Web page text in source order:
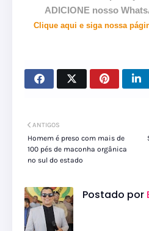
ADICIONE nosso
Clique aqui e siga nossa
ANTIGOS
Homem é preso com mais de
100 pés de maconha orgânica
no sul do estado
Postado por